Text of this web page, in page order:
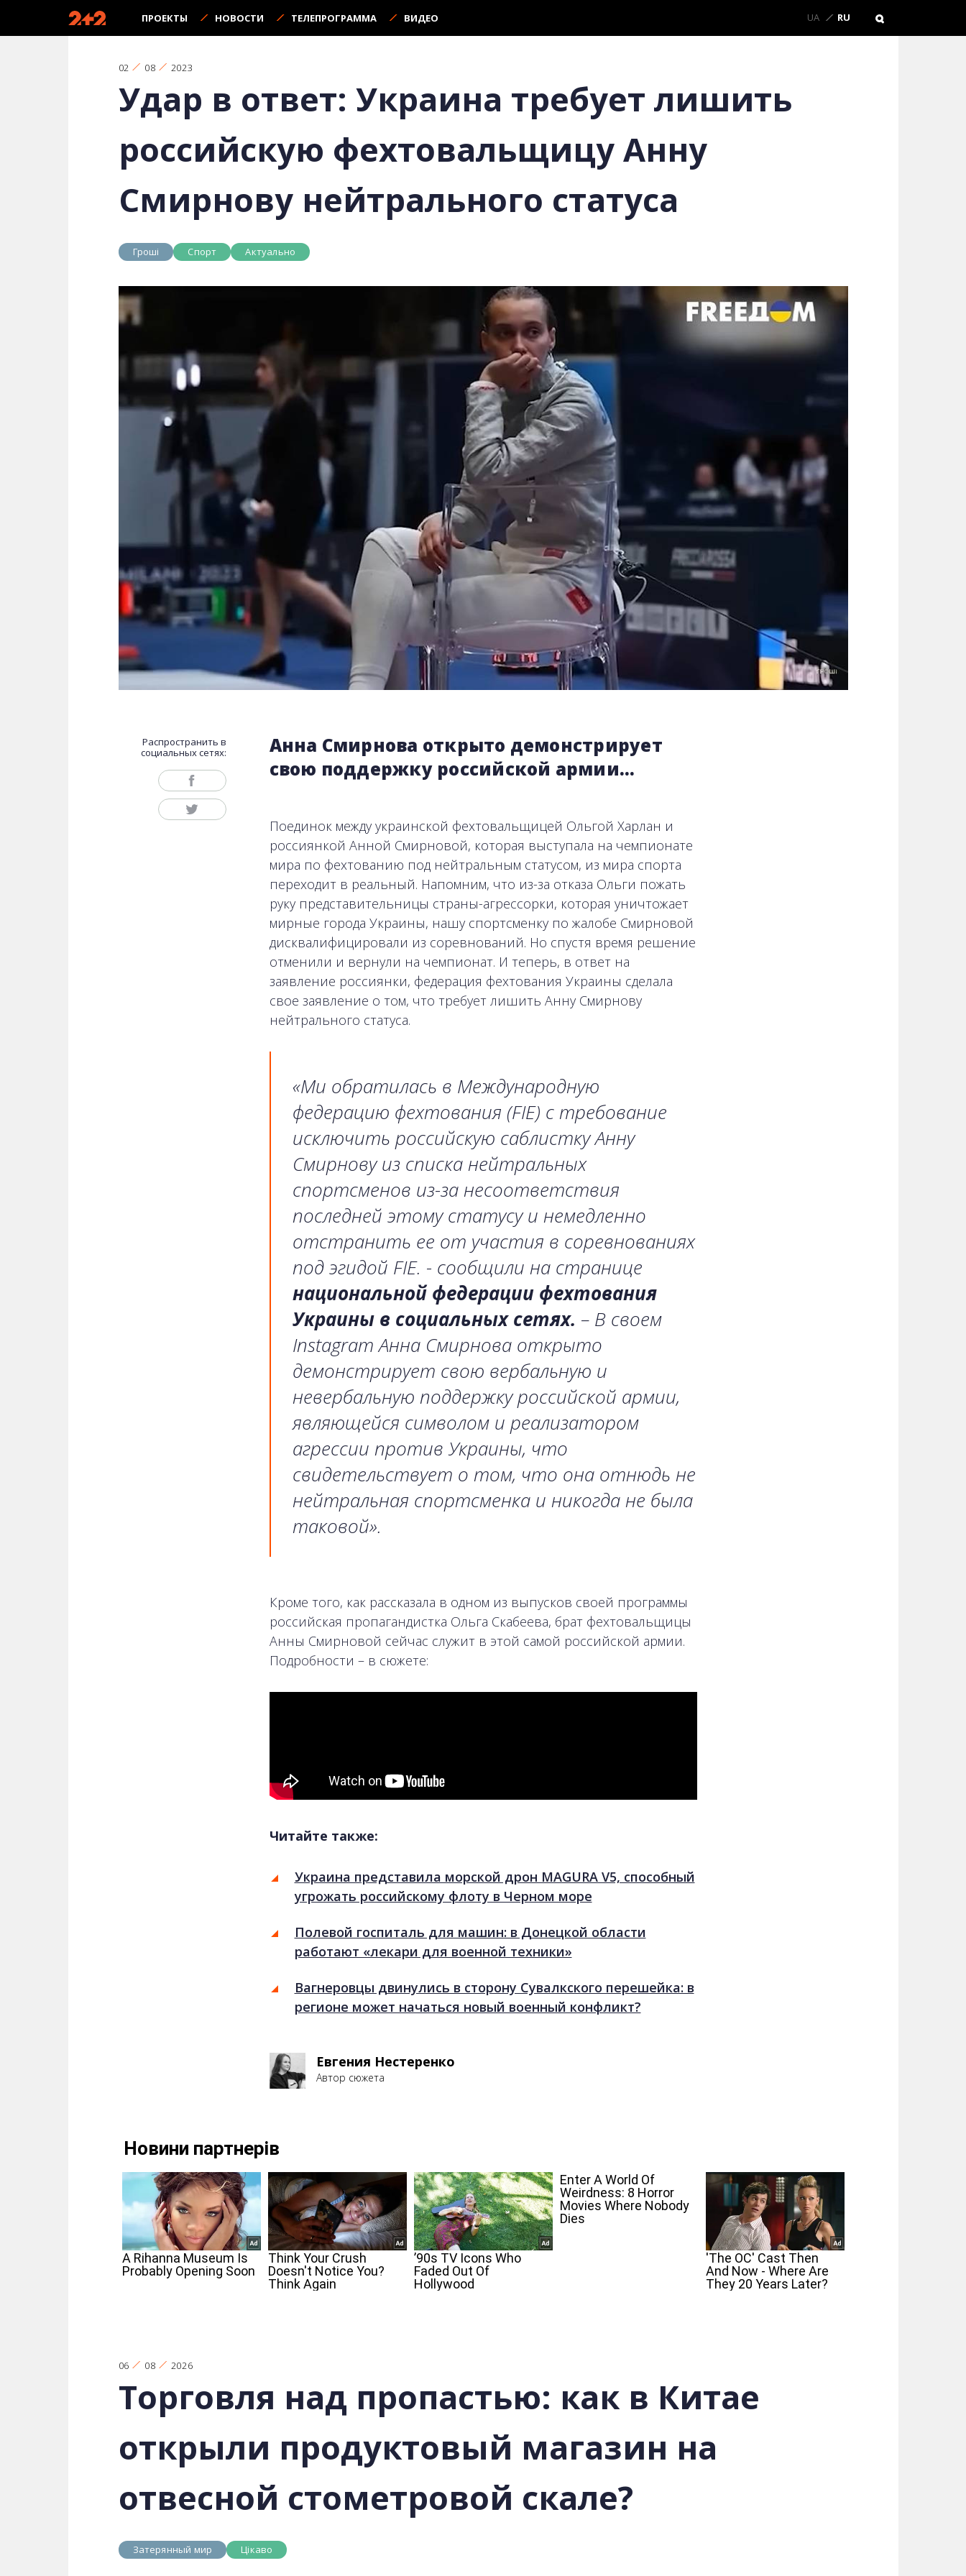
ПРОЕКТЫ НОВОСТИ ТЕЛЕПРОГРАММА ВИДЕО UA RU
02 08 2023
Удар в ответ: Украина требует лишить
российскую фехтовальщицу Анну
Смирнову нейтрального статуса
Гроші Спорт Актуально
Распространить в
социальных сетях:
Анна Смирнова открыто демонстрирует
свою поддержку российской армии…
Поединок между украинской фехтовальщицей Ольгой Харлан и
россиянкой Анной Смирновой, которая выступала на чемпионате
мира по фехтованию под нейтральным статусом, из мира спорта
переходит в реальный. Напомним, что из-за отказа Ольги пожать
руку представительницы страны-агрессорки, которая уничтожает
мирные города Украины, нашу спортсменку по жалобе Смирновой
дисквалифицировали из соревнований. Но спустя время решение
отменили и вернули на чемпионат. И теперь, в ответ на
заявление россиянки, федерация фехтования Украины сделала
свое заявление о том, что требует лишить Анну Смирнову
нейтрального статуса.
«Ми обратилась в Международную
федерацию фехтования (FIE) с требование
исключить российскую саблистку Анну
Смирнову из списка нейтральных
спортсменов из-за несоответствия
последней этому статусу и немедленно
отстранить ее от участия в соревнованиях
под эгидой FIE. - сообщили на странице
национальной федерации фехтования
Украины в социальных сетях. – В своем
Instagram Анна Смирнова открыто
демонстрирует свою вербальную и
невербальную поддержку российской армии,
являющейся символом и реализатором
агрессии против Украины, что
свидетельствует о том, что она отнюдь не
нейтральная спортсменка и никогда не была
таковой».
Кроме того, как рассказала в одном из выпусков своей программы
российская пропагандистка Ольга Скабеева, брат фехтовальщицы
Анны Смирновой сейчас служит в этой самой российской армии.
Подробности – в сюжете:
Читайте также:
Украина представила морской дрон MAGURA V5, способный
угрожать российскому флоту в Черном море
Полевой госпиталь для машин: в Донецкой области
работают «лекари для военной техники»
Вагнеровцы двинулись в сторону Сувалкского перешейка: в
регионе может начаться новый военный конфликт?
Евгения Нестеренко
Автор сюжета
06 08 2026
Торговля над пропастью: как в Китае
открыли продуктовый магазин на
отвесной стометровой скале?
Затерянный мир Цікаво